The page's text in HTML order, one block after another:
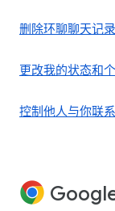
删除环聊聊天记录
更改我的状态和
控制他人与你联